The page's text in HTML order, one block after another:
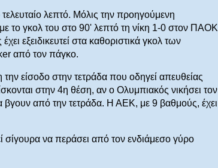
λεπτό. Μόλις την προηγούμενη
το γκολ του στο 90' λεπτό τη νίκη 1-0 στον ΠΑΟΚ
εξειδικευτεί στα καθοριστικά γκολ των
από τον πάγκο.
είσοδο στην τετράδα που οδηγεί απευθείας
στην 4η θέση, αν ο Ολυμπιακός νικήσει τον
βγουν από την τετράδα. Η ΑΕΚ, με 9 βαθμούς, έχει
να περάσει από τον ενδιάμεσο γύρο